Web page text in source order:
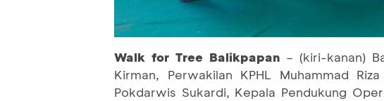
Walk for Tree Balikpapan – (kiri-kanan)
Kirman, Perwakilan KPHL Muhammad
Pokdarwis Sukardi, Kepala Pendukung